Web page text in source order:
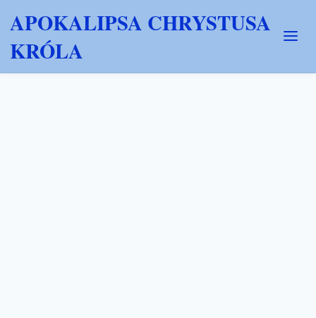
APOKALIPSA CHRYSTUSA
KRÓLA